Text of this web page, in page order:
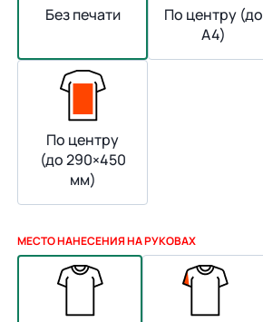
Без печати
По центру (до
А4)
По центру
(до 290×450
мм)
МЕСТО НАНЕСЕНИЯ НА РУКОВАХ